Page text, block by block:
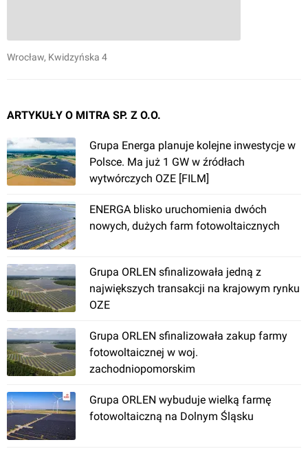
Wrocław, Kwidzyńska 4
ARTYKUŁY O MITRA SP. Z O.O.
Grupa Energa planuje kolejne inwestycje w
Polsce. Ma już 1 GW w źródłach
wytwórczych OZE [FILM]
ENERGA blisko uruchomienia dwóch
nowych, dużych farm fotowoltaicznych
Grupa ORLEN sfinalizowała jedną z
największych transakcji na krajowym rynku
OZE
Grupa ORLEN sfinalizowała zakup farmy
fotowoltaicznej w woj.
zachodniopomorskim
Grupa ORLEN wybuduje wielką farmę
fotowoltaiczną na Dolnym Śląsku